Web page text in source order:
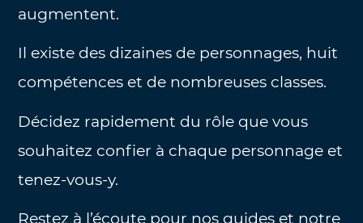
augmentent.
Il existe des dizaines de personnages, huit
compétences et de nombreuses classes.
Décidez rapidement du rôle que vous
souhaitez confier à chaque personnage et
tenez-vous-y.
Restez à l’écoute pour nos guides et notre